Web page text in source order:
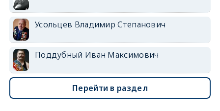
Усольцев Владимир Степанович
Поддубный Иван Максимович
Перейти в раздел